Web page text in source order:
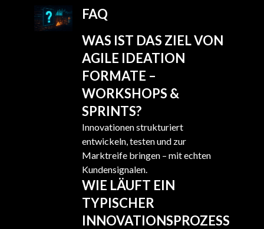
FAQ
WAS IST DAS ZIEL VON
AGILE IDEATION
FORMATE –
WORKSHOPS &
SPRINTS?
Innovationen strukturiert
entwickeln, testen und zur
Marktreife bringen – mit echten
Kundensignalen.
WIE LÄUFT EIN
TYPISCHER
INNOVATIONSPROZESS